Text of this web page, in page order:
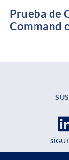
Prueba de
Command